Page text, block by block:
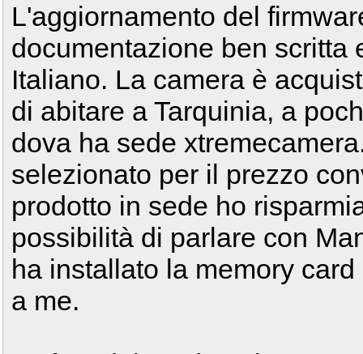
L'aggiornamento del
documentazione ben scritta
Italiano. La camera è
di abitare a Tarquinia, a
dova ha sede
selezionato per il prezzo
prodotto in sede ho
possibilità di parlare con
ha installato la memory
a me.